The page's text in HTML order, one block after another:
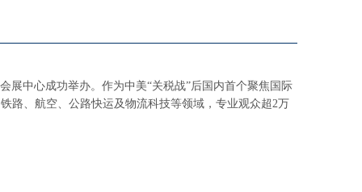
展中心成功举办。作为中美“关税战”后国内首个聚焦国际
路、航空、公路快运及物流科技等领域，专业观众超2万